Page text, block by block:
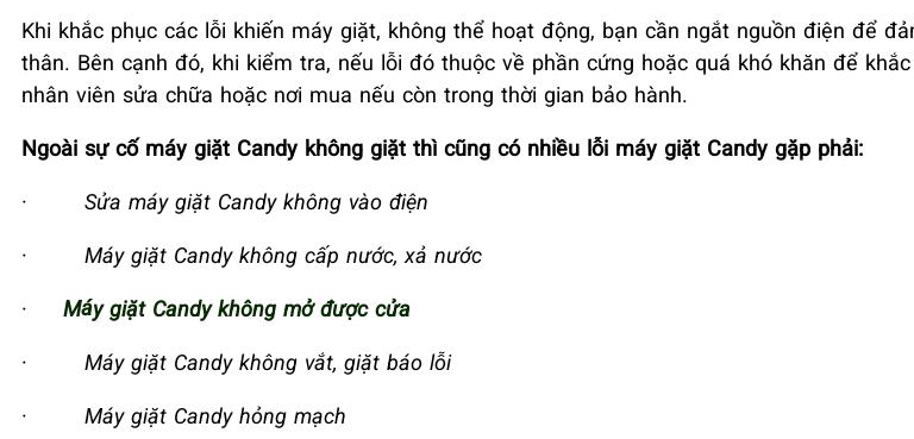
Khi khắc phục các lỗi khiến máy giặt, không thể hoạt động, bạn cần ngắt nguồn điện để
thân. Bên cạnh đó, khi kiểm tra, nếu lỗi đó thuộc về phần cứng hoặc quá khó khăn để
nhân viên sửa chữa hoặc nơi mua nếu còn trong thời gian bảo hành.
Ngoài sự cố máy giặt Candy không giặt thì cũng có nhiều lỗi máy giặt Candy gặp phải:
·
Sửa máy giặt Candy không vào điện
·
Máy giặt Candy không cấp nước, xả nước
· Máy giặt Candy không mở được cửa
·
Máy giặt Candy không vắt, giặt báo lỗi
·
Máy giặt Candy hỏng mạch